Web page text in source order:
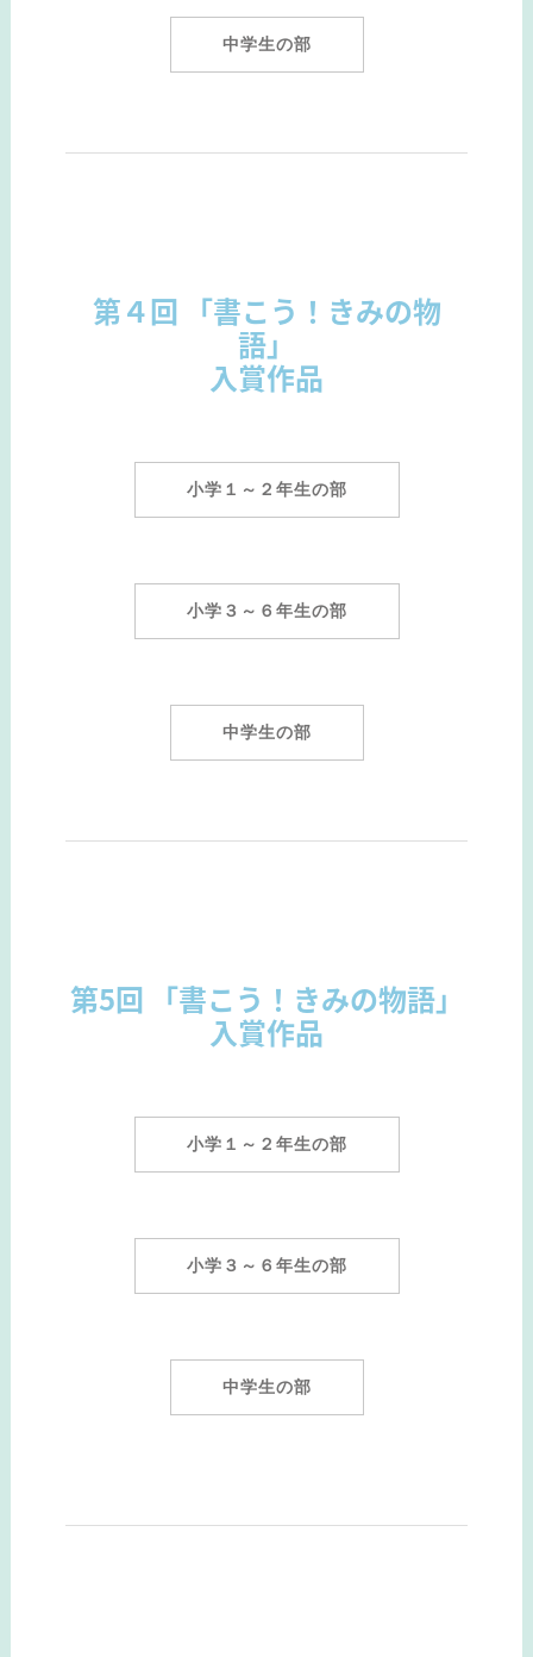
中学生の部
第４回 「書こう！きみの物
語」
入賞作品
小学１～２年生の部
小学３～６年生の部
中学生の部
第5回 「書こう！きみの物語」
入賞作品
小学１～２年生の部
小学３～６年生の部
中学生の部